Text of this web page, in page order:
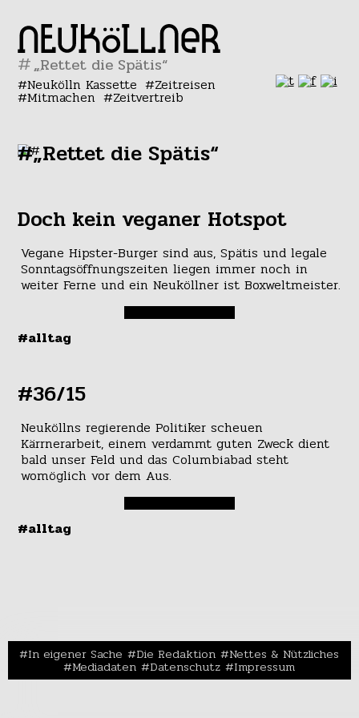
#
Neukölln Kassette Zeitreisen
Mitmachen Zeitvertreib
#„Rettet die Spätis“
Doch kein veganer Hotspot
Vegane Hipster-Burger sind aus, Spätis und legale
Sonntagsöffnungszeiten liegen immer noch in
weiter Ferne und ein Neuköllner ist Boxweltmeister.
#alltag
#36/15
Neuköllns regierende Politiker scheuen
Kärrnerarbeit, einem verdammt guten Zweck dient
bald unser Feld und das Columbiabad steht
womöglich vor dem Aus.
#alltag
In eigener Sache Die Redaktion Nettes & Nützliches
Mediadaten Datenschutz Impressum